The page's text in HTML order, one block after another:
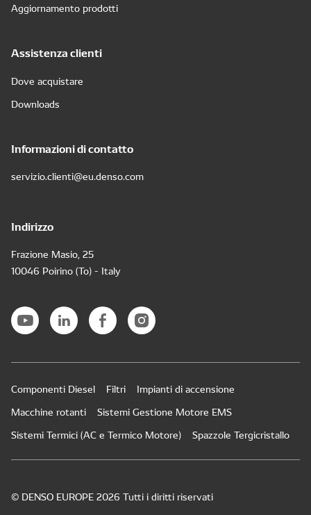
Aggiornamento prodotti
Assistenza clienti
Dove acquistare
Downloads
Informazioni di contatto
servizio.clienti@eu.denso.com
Indirizzo
Frazione Masio, 25
10046 Poirino (To) - Italy
Componenti Diesel Filtri
Impianti di accensione
Macchine rotanti
Sistemi Gestione Motore EMS
Sistemi Termici (AC e Termico Motore)
Spazzole Tergicristallo
© DENSO EUROPE 2026 Tutti i diritti riservati